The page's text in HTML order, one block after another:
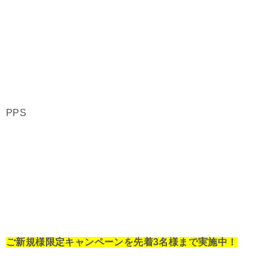
PPS
ご新規様限定キャンペーンを先着3名様まで実施中！